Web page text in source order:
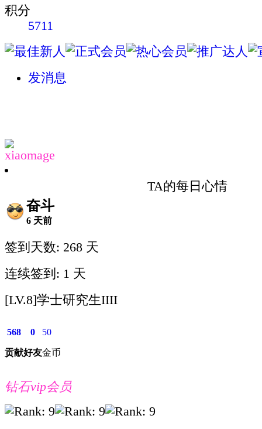
积分
5711
发消息
xiaomage
TA的每日心情
奋斗
6 天前
签到天数: 268 天
连续签到: 1 天
[LV.8]学士研究生IIII
568
贡献
0
好友
50
金币
钻石vip会员